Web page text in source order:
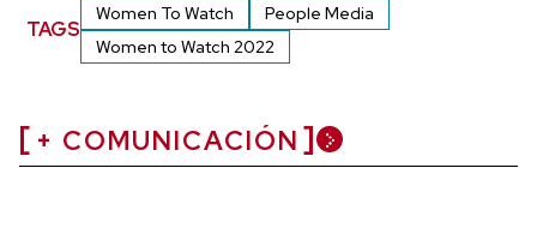
TAGS
Women To Watch
People Media
Women to Watch 2022
+ COMUNICACIÓN